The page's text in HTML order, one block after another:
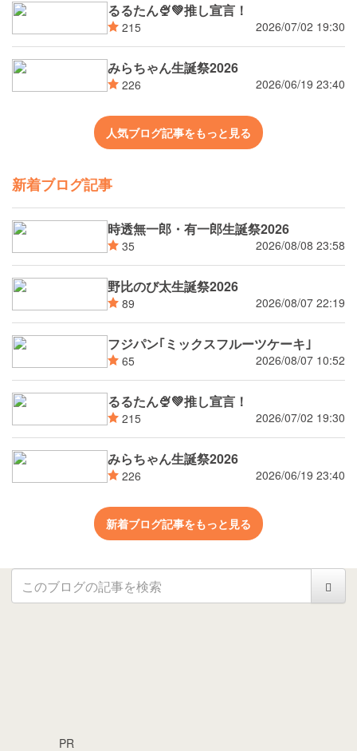
るるたん🍨‪💚推し宣言！
215 2026/07/02 19:30
みらちゃん生誕祭2026
226 2026/06/19 23:40
人気ブログ記事をもっと見る
新着ブログ記事
時透無一郎・有一郎生誕祭2026
35 2026/08/08 23:58
野比のび太生誕祭2026
89 2026/08/07 22:19
フジパン｢ミックスフルーツケーキ｣
65 2026/08/07 10:52
るるたん🍨‪💚推し宣言！
215 2026/07/02 19:30
みらちゃん生誕祭2026
226 2026/06/19 23:40
新着ブログ記事をもっと見る
PR